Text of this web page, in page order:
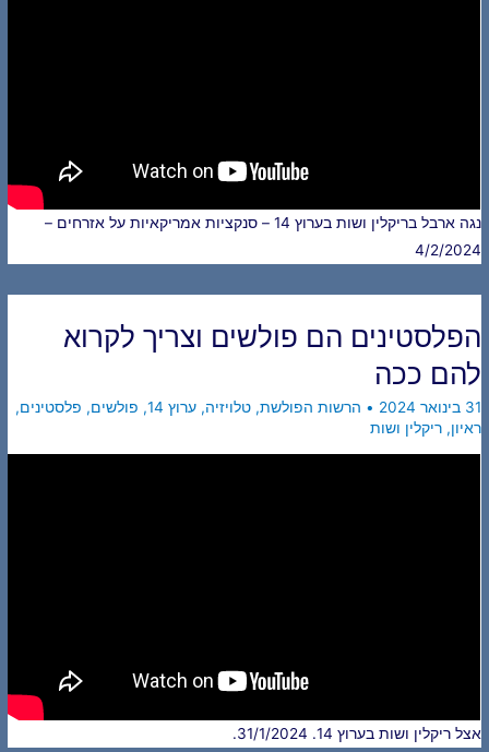
נגה ארבל בריקלין ושות בערוץ 14 – סנקציות אמריקאיות על אזרחים –
4/2/2024
הפלסטינים הם פולשים וצריך לקרוא
להם ככה
31 בינואר 2024 • הרשות הפולשת, טלויזיה, ערוץ 14 , פולשים, פלסטינים,
ראיון, ריקלין ושות
אצל ריקלין ושות בערוץ 14. 31/1/2024.